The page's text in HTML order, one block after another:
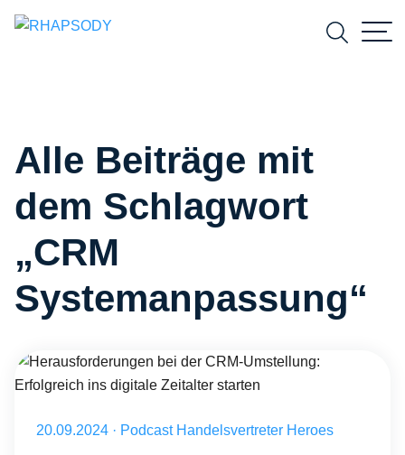
Suchen
Alle Beiträge mit
dem Schlagwort
„CRM
Systemanpassung“
Veröffentlicht am 20.09.2024
20.09.2024 · Podcast Handelsvertreter Heroes